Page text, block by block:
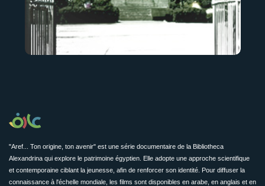
"Aref... Ton origine, ton avenir" est une série documentaire de la Bibliotheca
Alexandrina qui explore le patrimoine égyptien. Elle adopte une approche scientifique
et contemporaine ciblant la jeunesse, afin de renforcer son identité. Pour diffuser la
connaissance à l'échelle mondiale, les films sont disponibles en arabe, en anglais et en